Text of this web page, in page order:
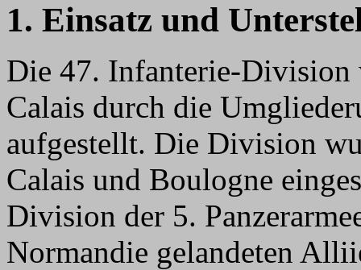
1. Einsatz und
Die 47. Infanterie-Division
Calais durch die
aufgestellt. Die Division
Calais und Boulogne
Division der 5.
Normandie gelandeten